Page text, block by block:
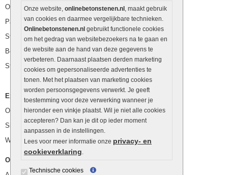
Onze website, onlinebetonstenen.nl , maakt gebruik
van cookies en daarmee vergelijkbare technieken.
Onlinebetonstenen.nl gebruikt functionele cookies
om het gedrag van websitebezoekers na te gaan en
de website aan de hand van deze gegevens te
verbeteren. Daarnaast plaatsen derden marketing
cookies om gepersonaliseerde advertenties te
tonen. Met het plaatsen van marketing cookies
worden persoonsgegevens verwerkt. Je geeft
toestemming voor deze verwerking wanneer je
hieronder een vinkje plaatst. Wil je niet alle cookies
accepteren? Dan kan je dit op ieder moment
aanpassen in de instellingen.
Lees voor meer informatie onze privacy- en
cookieverklaring.
Technische cookies
Opsluitbanden
Palissaden
Stapelblokken
Betonblokken
Stapelstenen
Extra benodigdheden
Ophoogzand
Siergrind en siersplit
Waterafvoer
Overig